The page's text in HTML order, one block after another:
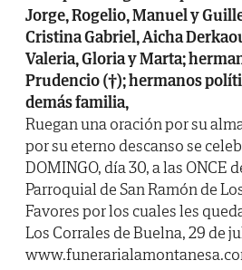
Jorge, Rogelio, Manuel y
Cristina Gabriel, Aicha
Valeria, Gloria y Marta;
Prudencio (†); hermanos
demás familia,
Ruegan una oración por su
por su eterno descanso se
DOMINGO, día 30, a las ONCE
Parroquial de San Ramón de
Favores por los cuales les
Los Corrales de Buelna, 29 de